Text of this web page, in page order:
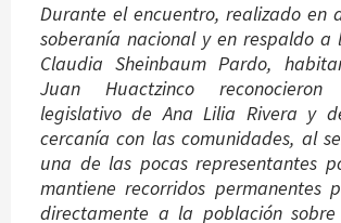
Durante el encuentro, realizado en
soberanía nacional y en respaldo a
Claudia Sheinbaum Pardo,
Juan Huactzinco
legislativo de Ana Lilia Rivera y
cercanía con las comunidades, al
una de las pocas representantes
mantiene recorridos permanentes
directamente a la población sobre